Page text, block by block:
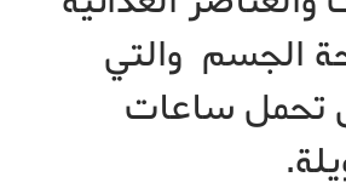
الجسم والتي
تحمل ساعات